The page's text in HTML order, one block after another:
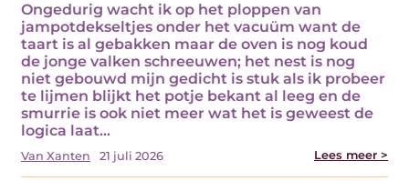
Ongedurig wacht ik op het ploppen van
jampotdekseltjes onder het vacuüm want de
taart is al gebakken maar de oven is nog koud
de jonge valken schreeuwen; het nest is nog
niet gebouwd mijn gedicht is stuk als ik probeer
te lijmen blijkt het potje bekant al leeg en de
smurrie is ook niet meer wat het is geweest de
logica laat…
Van Xanten 21 juli 2026 Lees meer >